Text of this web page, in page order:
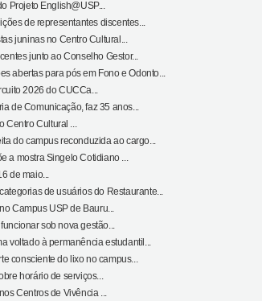
Projeto English@USP...
de representantes discentes...
juninas no Centro Cultural...
junto ao Conselho Gestor...
abertas para pós em Fono e Odonto...
2026 do CUCCa...
de Comunicação, faz 35 anos...
Cultural ...
do campus reconduzida ao cargo...
a mostra Singelo Cotidiano ...
de maio...
de usuários do Restaurante...
Campus USP de Bauru...
sob nova gestão...
voltado à permanência estudantil...
consciente do lixo no campus...
horário de serviços...
Centros de Vivência ...